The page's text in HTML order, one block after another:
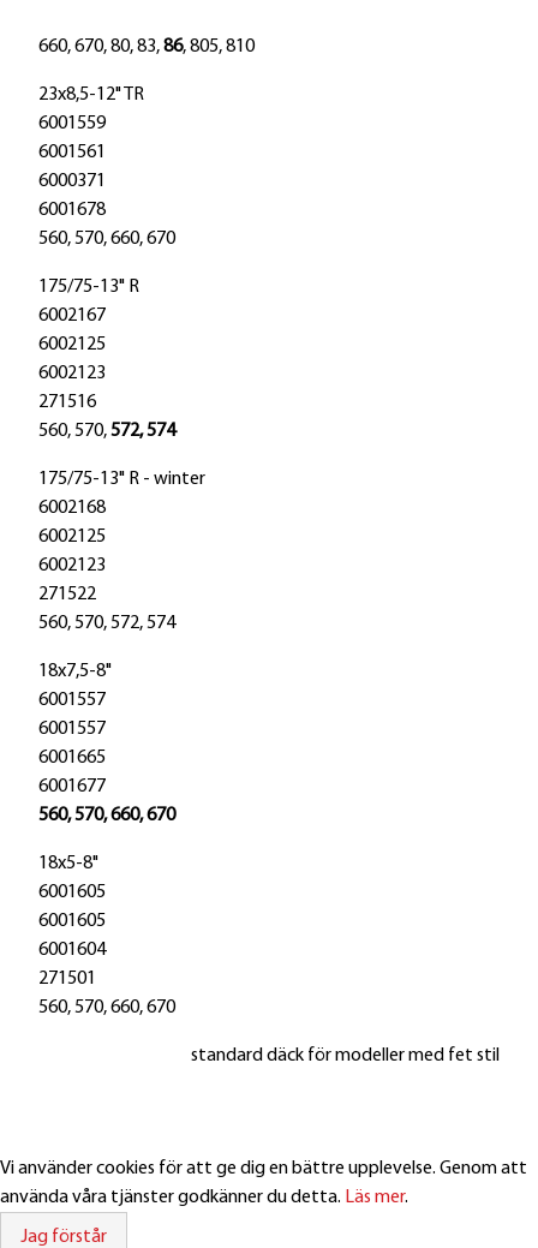
660, 670, 80, 83,86, 805, 810
23x8,5-12" TR
6001559
6001561
6000371
6001678
560, 570, 660, 670
175/75-13" R
6002167
6002125
6002123
271516
560, 570,572, 574
175/75-13" R - winter
6002168
6002125
6002123
271522
560, 570, 572, 574
18x7,5-8"
6001557
6001557
6001665
6001677
560, 570, 660, 670
18x5-8"
6001605
6001605
6001604
271501
560, 570, 660, 670
standard däck för modeller med fet stil
Öppet: 8 - 16
Vi använder cookies för att ge dig en bättre upplevelse. Genom att
använda våra tjänster godkänner du detta. Läs mer.
Jag förstår